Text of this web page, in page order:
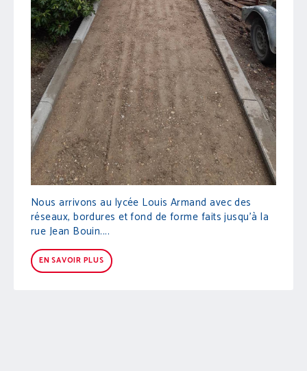
Nous arrivons au lycée Louis Armand avec des
réseaux, bordures et fond de forme faits jusqu'à la
rue Jean Bouin....
EN SAVOIR PLUS